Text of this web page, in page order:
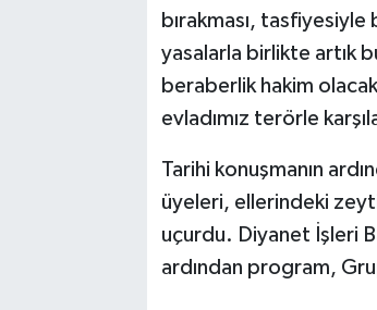
bırakması,
yasalarla birlikte artık
beraberlik hakim
evladımız terörle
Tarihi konuşmanın
üyeleri, ellerindeki
uçurdu. Diyanet İşleri
ardından program,